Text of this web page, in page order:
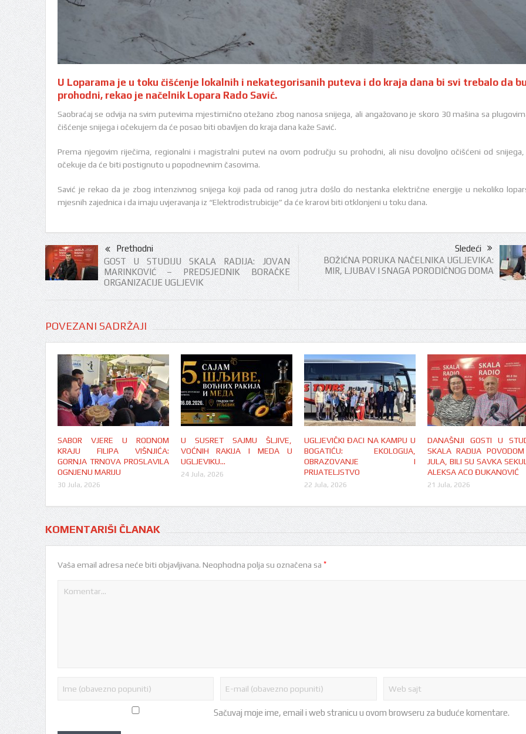
U Loparama je u toku čišćenje lokalnih i nekategorisanih puteva i do kraja dana bi svi trebalo da
prohodni, rekao je načelnik Lopara Rado Savić.
Saobraćaj se odvija na svim putevima mjestimično otežano zbog nanosa snijega, ali angažovano je skoro 30 mašina sa
čišćenje snijega i očekujem da će posao biti obavljen do kraja dana kaže Savić.
Prema njegovim riječima, regionalni i magistralni putevi na ovom području su prohodni, ali nisu dovoljno očišćeni od
očekuje da će biti postignuto u popodnevnim časovima.
Savić je rekao da je zbog intenzivnog snijega koji pada od ranog jutra došlo do nestanka električne energije u nekoliko
mjesnih zajednica i da imaju uvjeravanja iz “Elektrodistrubicije” da će krarovi biti otklonjeni u toku dana.
Prethodni
GOST U STUDIJU SKALA RADIJA: JOVAN
MARINKOVIĆ – PREDSJEDNIK BORAČKE
ORGANIZACIJE UGLJEVIK
Sledeći
BOŽIĆNA PORUKA NAČELNIKA UGLJEVIKA:
MIR, LJUBAV I SNAGA PORODIČNOG DOMA
POVEZANI SADRŽAJI
SABOR VJERE U RODNOM
KRAJU FILIPA VIŠNJIĆA:
GORNJA TRNOVA PROSLAVILA
OGNJENU MARIJU
30 Jula, 2026
U SUSRET SAJMU ŠLJIVE,
VOĆNIH RAKIJA I MEDA U
UGLJEVIKU…
24 Jula, 2026
UGLJEVIČKI ĐACI NA KAMPU U
BOGATIĆU: EKOLOGIJA,
OBRAZOVANJE I
PRIJATELJSTVO
22 Jula, 2026
DANAŠNJI GOSTI U
SKALA RADIJA
JULA, BILI SU SAVKA
ALEKSA ACO ĐUKANOVIĆ
21 Jula, 2026
KOMENTARIŠI ČLANAK
Vaša email adresa neće biti objavljivana. Neophodna polja su označena sa *
Sačuvaj moje ime, email i web stranicu u ovom browseru za buduće komentare.